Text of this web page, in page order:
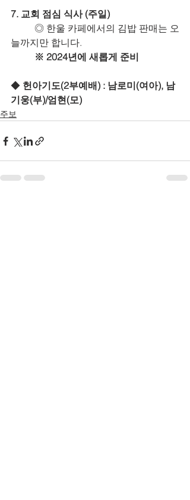
7. 교회 점심 식사 (주일)
늘까지만 합니다.
※ 2024년에 새롭게 준비
◆ 헌아기도(2부예배) : 남로미(여아), 남
기웅(부)/엄현(모)
주보